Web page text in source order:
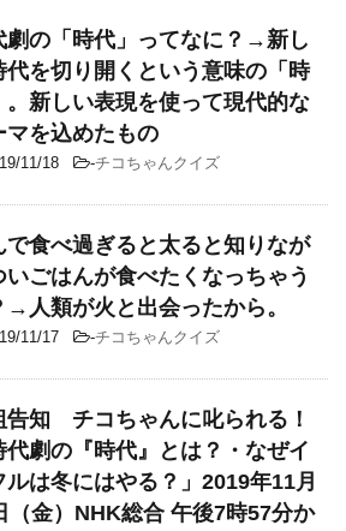
劇の「時代」ってなに？→新し
代を切り開くという意味の「時
。新しい表現を使って現代的な
マを込めたもの
11/18 -チコちゃんクイズ
で食べ過ぎると太ると知りなが
いごはんが食べたくなっちゃう
→人類が火と出会ったから。
11/17 -チコちゃんクイズ
告知 チコちゃんに叱られる！
代劇の『時代』とは？・なぜイ
ルは冬にはやる？」2019年11月
（金）NHK総合 午後7時57分か